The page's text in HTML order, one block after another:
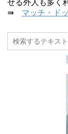
せる外人も多く
⇛ マッチ・ド